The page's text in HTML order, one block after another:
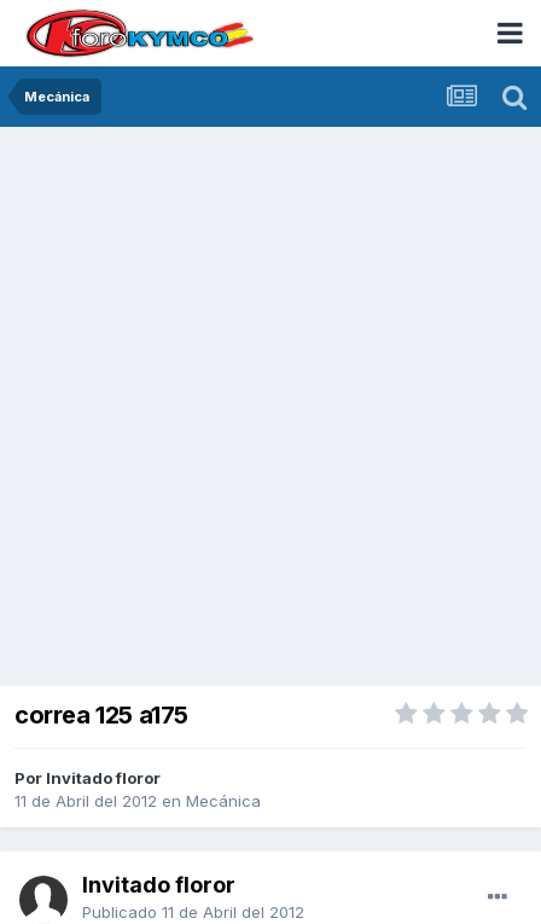
Mecánica
correa 125 a175
Por Invitado floror
11 de Abril del 2012 en Mecánica
Invitado floror
Publicado 11 de Abril del 2012